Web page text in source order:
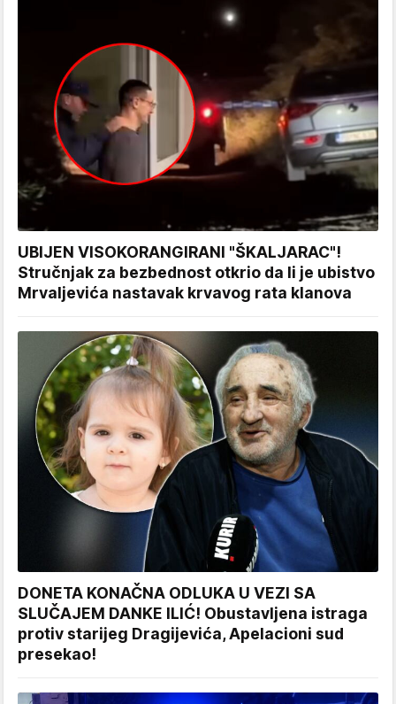
UBIJEN VISOKORANGIRANI "ŠKALJARAC"!
Stručnjak za bezbednost otkrio da li je ubistvo
Mrvaljevića nastavak krvavog rata klanova
DONETA KONAČNA ODLUKA U VEZI SA
SLUČAJEM DANKE ILIĆ! Obustavljena istraga
protiv starijeg Dragijevića, Apelacioni sud
presekao!